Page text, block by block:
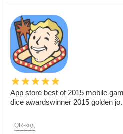
App store best of 2015 mobile
dice awardswinner 2015 golden
QR-код